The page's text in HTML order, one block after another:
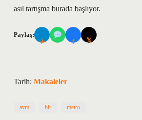
asıl tartışma burada başlıyor.
Paylaş:
✈ f 𝕏
Tarih: Makaleler
avm bir metro